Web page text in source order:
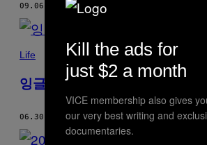
09.06.21 BYVICE STAFF
Life
잉글랜드 축구가 55년 만에 독일
06.30.21 BYVICE STAFF
Kill the ads for
just $2 a month
VICE membership also gives
our very best writing and
documentaries.